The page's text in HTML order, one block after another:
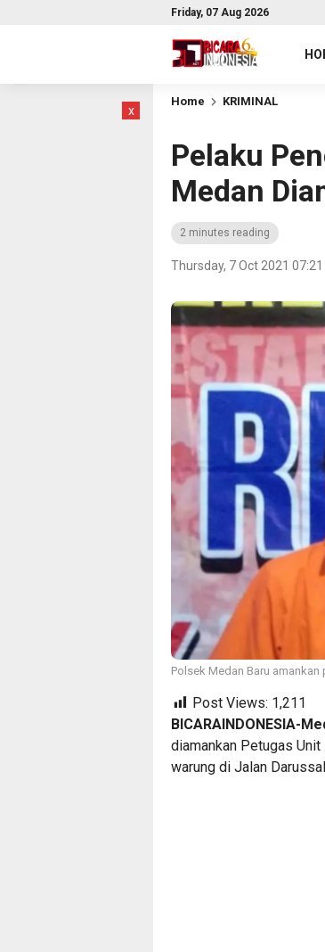
Friday, 07 Aug 2026
x
Home KRIMINAL
Pelaku
Medan
2 minutes reading
Thursday, 7 Oct 2021 07:21
Polsek Medan Baru
Post Views: 1,211
BICARAINDONESIA-
diamankan Petugas
warung di Jalan